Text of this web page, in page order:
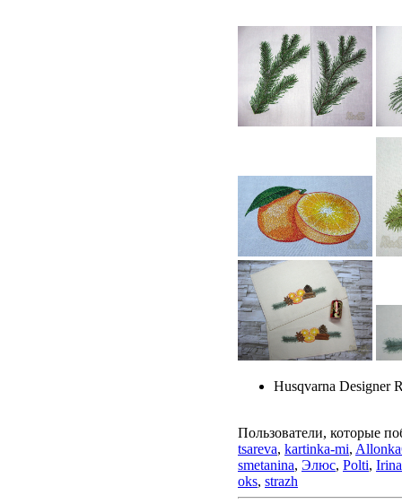
Husqvarna Designer
Пользователи, которые
tsareva, kartinka-mi,
smetanina, Элюс, Polti,
oks, strazh